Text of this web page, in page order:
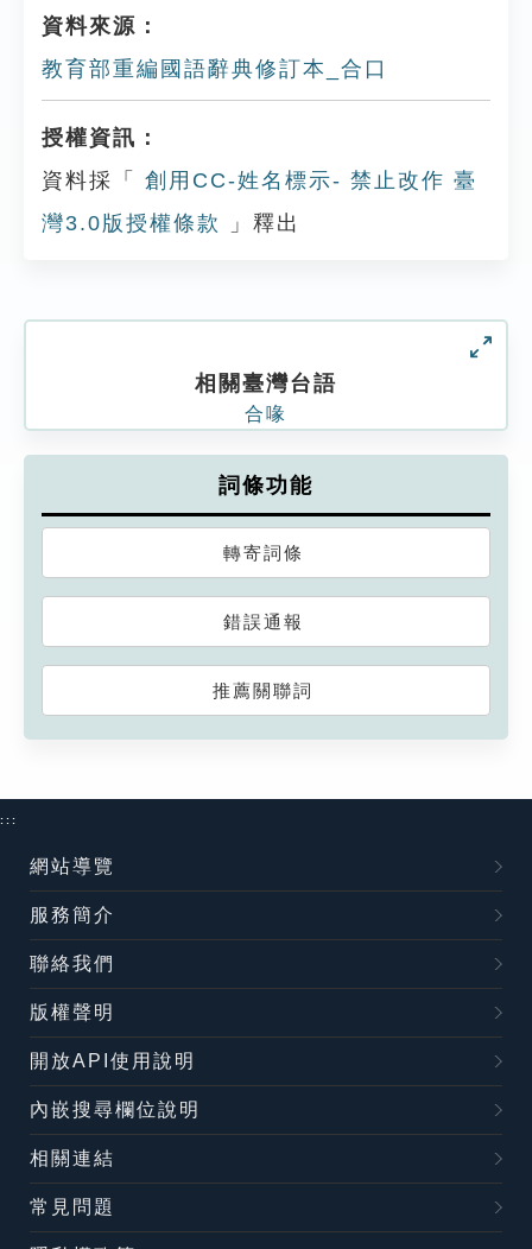
資料來源：
教育部重編國語辭典修訂本_合口
授權資訊：
資料採「
創用CC-姓名標示- 禁止改作 臺
灣3.0版授權條款
」釋出
相關臺灣台語
合喙
詞條功能
轉寄詞條
錯誤通報
推薦關聯詞
:::
網站導覽
服務簡介
聯絡我們
版權聲明
開放API使用說明
內嵌搜尋欄位說明
相關連結
常見問題